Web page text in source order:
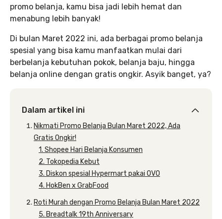
promo belanja, kamu bisa jadi lebih hemat dan
menabung lebih banyak!
Di bulan Maret 2022 ini, ada berbagai promo belanja
spesial yang bisa kamu manfaatkan mulai dari
berbelanja kebutuhan pokok, belanja baju, hingga
belanja online dengan gratis ongkir. Asyik banget, ya?
Dalam artikel ini
Nikmati Promo Belanja Bulan Maret 2022, Ada
Gratis Ongkir!
1. Shopee Hari Belanja Konsumen
2. Tokopedia Kebut
3. Diskon spesial Hypermart pakai OVO
4. HokBen x GrabFood
Roti Murah dengan Promo Belanja Bulan Maret 2022
5. Breadtalk 19th Anniversary